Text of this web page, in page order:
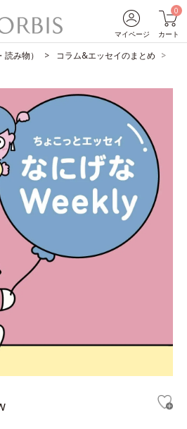
マイページ
0
カート
み物） コラム&エッセイのまとめ